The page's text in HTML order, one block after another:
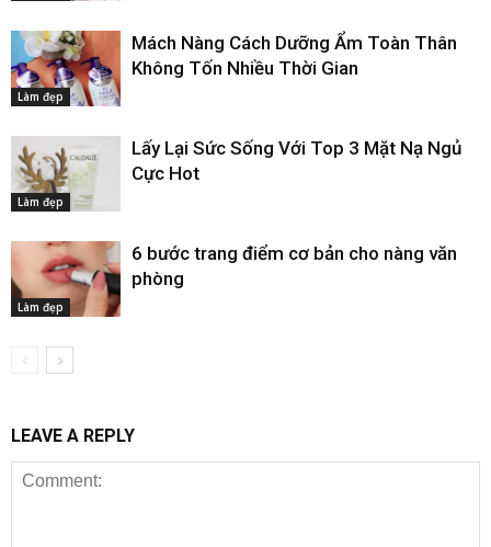
Làm đẹp
Mách Nàng Cách Dưỡng Ẩm Toàn Thân
Không Tốn Nhiều Thời Gian
Làm đẹp
Lấy Lại Sức Sống Với Top 3 Mặt Nạ Ngủ
Cực Hot
Làm đẹp
6 bước trang điểm cơ bản cho nàng văn
phòng
LEAVE A REPLY